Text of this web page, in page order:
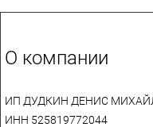
О компании
ИП ДУДКИН ДЕНИС
ИНН 525819772044